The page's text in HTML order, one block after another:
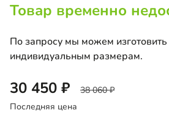
Товар временно
По запросу мы можем
индивидуальным размерам.
30 450
38 060
Последняя цена